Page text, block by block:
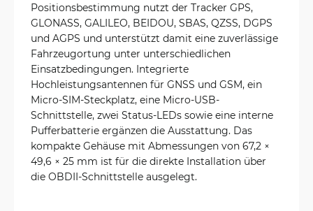
Positionsbestimmung nutzt der Tracker GPS,
GLONASS, GALILEO, BEIDOU, SBAS, QZSS, DGPS
und AGPS und unterstützt damit eine zuverlässige
Fahrzeugortung unter unterschiedlichen
Einsatzbedingungen. Integrierte
Hochleistungsantennen für GNSS und GSM, ein
Micro-SIM-Steckplatz, eine Micro-USB-
Schnittstelle, zwei Status-LEDs sowie eine interne
Pufferbatterie ergänzen die Ausstattung. Das
kompakte Gehäuse mit Abmessungen von 67,2 ×
49,6 × 25 mm ist für die direkte Installation über
die OBDII-Schnittstelle ausgelegt.